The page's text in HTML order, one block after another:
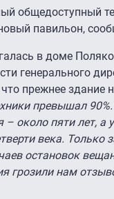
общедоступный
павильон,
в доме
генерального
прежнее здание
превышал
– около пяти лет, а
века. Только
остановок
грозили нам